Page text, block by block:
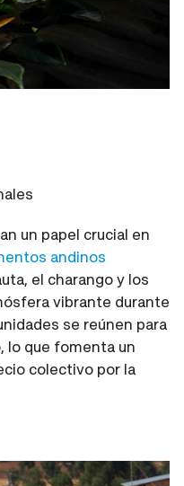
un papel crucial en
andinos
el charango y los
vibrante durante
se reúnen para
lo que fomenta un
colectivo por la